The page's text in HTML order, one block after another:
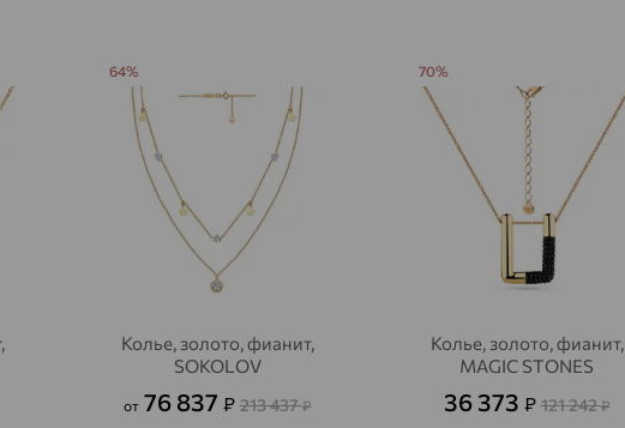
Колье, золото, фианит,
SOKOLOV
от 76 837 ₽ 213 437₽
64%
Колье, золото, фианит,
MAGIC STONES
36 373 ₽ 121 242₽
70%
доставка